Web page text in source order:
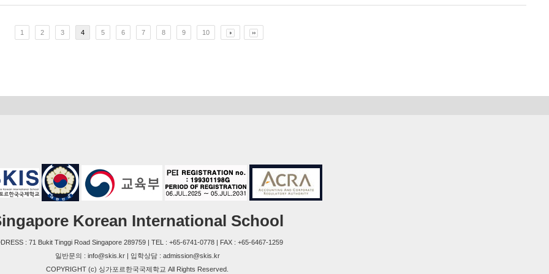
1 2 3 4 5 6 7 8 9 10
Korean International School
: 71 Bukit Tinggi Road Singapore 289759 | TEL : +65-6741-0778 | FAX : +65-6467-1259
일반문의 : info@skis.kr | 입학상담 : admission@skis.kr
COPYRIGHT (c) 싱가포르한국국제학교 All Rights Reserved.